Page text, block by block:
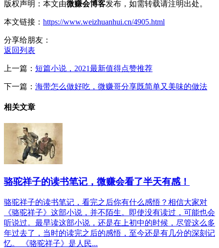
版权声明：本文由微赚会博客发布，如需转载请注明出处。
本文链接： https://www.weizhuanhui.cn/4905.html
分享给朋友：
返回列表
上一篇： 短篇小说，2021最新值得点赞推荐
下一篇： 海带怎么做好吃，微赚哥分享既简单又美味的做法
相关文章
骆驼祥子的读书笔记，微赚会看了半天有感！
骆驼祥子的读书笔记，看完之后你有什么感悟？相信大家对
《骆驼祥子》这部小说，并不陌生。即使没有读过，可能也会
听说过。最早读这部小说，还是在上初中的时候，尽管这么多
年过去了，当时的读完之后的感悟，至今还是有几分的深刻记
忆。 《骆驼祥子》是人民...